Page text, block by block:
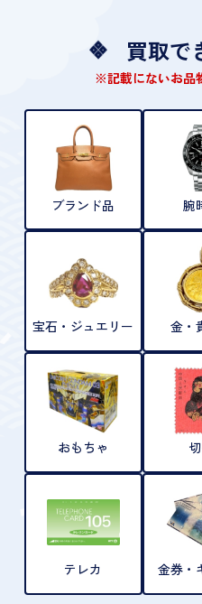
買取で
※記載にないお品
ブランド品 腕
宝石・ジュエリー 金・
おもちゃ
テレカ 金券・